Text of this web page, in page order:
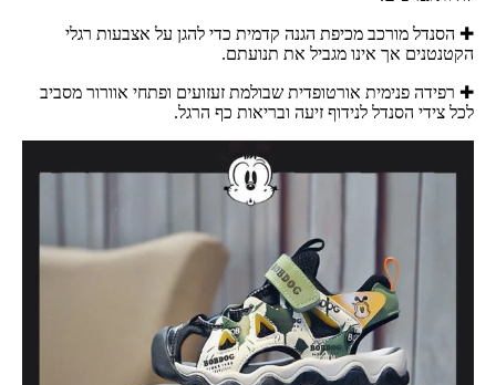
✚ הסנדל מורכב מכיפת הגנה קדמית כדי להגן על אצבעות רגלי
הקטנטנים אך אינו מגביל את תנועתם.
✚ רפידה פנימית אורטופדית שבולמת זעזועים ופתחי אוורור מסביב
לכל צידי הסנדל לנידוף זיעה ובריאות כף הרגל.